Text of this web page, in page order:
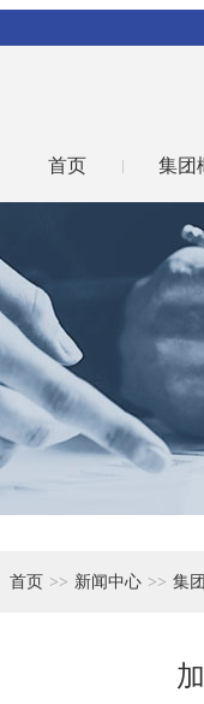
首页 集团
首页 >> 新闻中心 >> 集